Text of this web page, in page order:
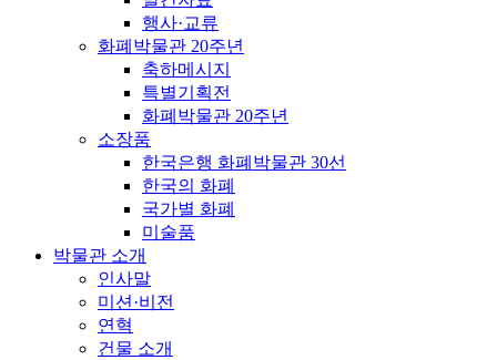
행사·교류
화폐박물관 20주년
축하메시지
특별기획전
화폐박물관 20주년
소장품
한국은행 화폐박물관 30선
한국의 화폐
국가별 화폐
미술품
박물관 소개
인사말
미션·비전
연혁
건물 소개